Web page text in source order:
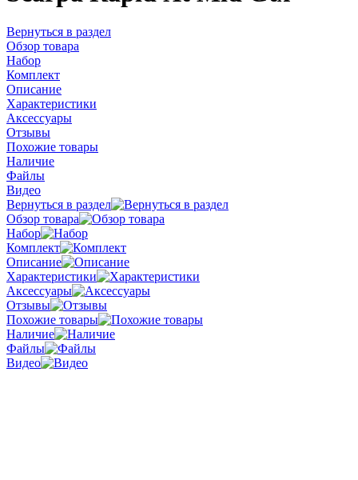
Вернуться в раздел
Обзор товара
Набор
Комплект
Описание
Характеристики
Аксессуары
Отзывы
Похожие товары
Наличие
Файлы
Видео
Вернуться в раздел
Обзор товара
Набор
Комплект
Описание
Характеристики
Аксессуары
Отзывы
Похожие товары
Наличие
Файлы
Видео